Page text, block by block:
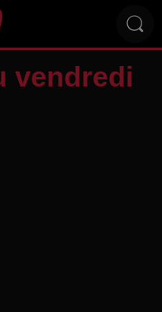
vendredi